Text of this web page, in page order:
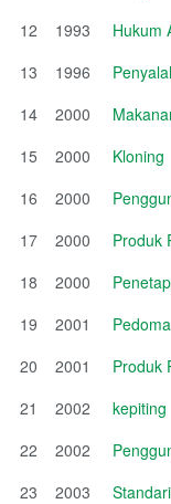
12
1993
Hukum
13
1996
14
2000
15
2000
Kloning
16
2000
17
2000
Produk
18
2000
19
2001
20
2001
Produk
21
2002
kepiting
22
2002
23
2003